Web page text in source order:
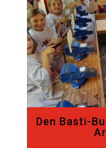
Den Basti-